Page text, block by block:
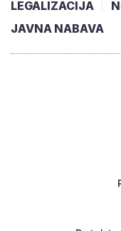
LEGALIZACIJA
JAVNA NABAVA